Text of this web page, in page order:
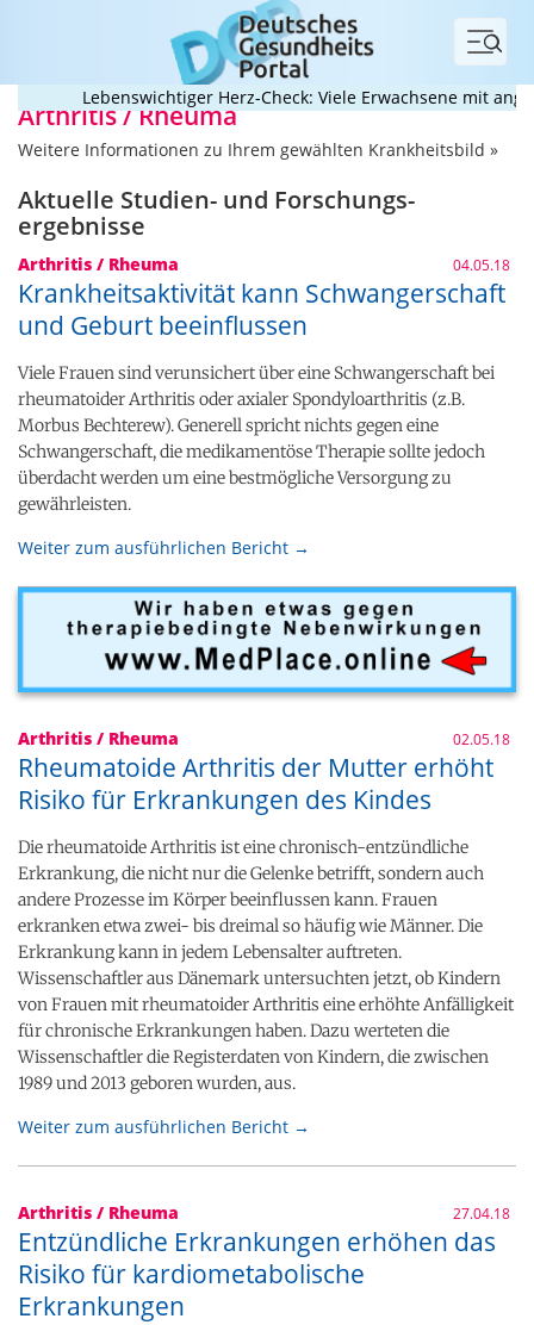
Menü
Lebenswichtiger Herz-Check: Viele Erwachsene mit
Arthritis / Rheuma
Weitere Informationen zu Ihrem gewählten Krankheitsbild »
Aktuelle Studien- und Forschungs­
ergebnisse
Arthritis / Rheuma 04.05.18
Krankheitsaktivität kann Schwangerschaft
und Geburt beeinflussen
Viele Frauen sind verunsichert über eine Schwangerschaft bei
rheumatoider Arthritis oder axialer Spondyloarthritis (z.B.
Morbus Bechterew). Generell spricht nichts gegen eine
Schwangerschaft, die medikamentöse Therapie sollte jedoch
überdacht werden um eine bestmögliche Versorgung zu
gewährleisten.
Weiter zum ausführlichen Bericht →
Arthritis / Rheuma 02.05.18
Rheumatoide Arthritis der Mutter erhöht
Risiko für Erkrankungen des Kindes
Die rheumatoide Arthritis ist eine chronisch-entzündliche
Erkrankung, die nicht nur die Gelenke betrifft, sondern auch
andere Prozesse im Körper beeinflussen kann. Frauen
erkranken etwa zwei- bis dreimal so häufig wie Männer. Die
Erkrankung kann in jedem Lebensalter auftreten.
Wissenschaftler aus Dänemark untersuchten jetzt, ob Kindern
von Frauen mit rheumatoider Arthritis eine erhöhte Anfälligkeit
für chronische Erkrankungen haben. Dazu werteten die
Wissenschaftler die Registerdaten von Kindern, die zwischen
1989 und 2013 geboren wurden, aus.
Weiter zum ausführlichen Bericht →
Arthritis / Rheuma 27.04.18
Entzündliche Erkrankungen erhöhen das
Risiko für kardiometabolische
Erkrankungen